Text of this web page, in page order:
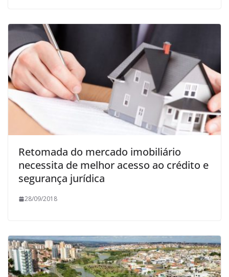
Retomada do mercado imobiliário
necessita de melhor acesso ao crédito e
segurança jurídica
28/09/2018